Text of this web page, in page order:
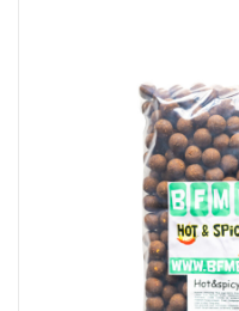
Partikels & Pellets